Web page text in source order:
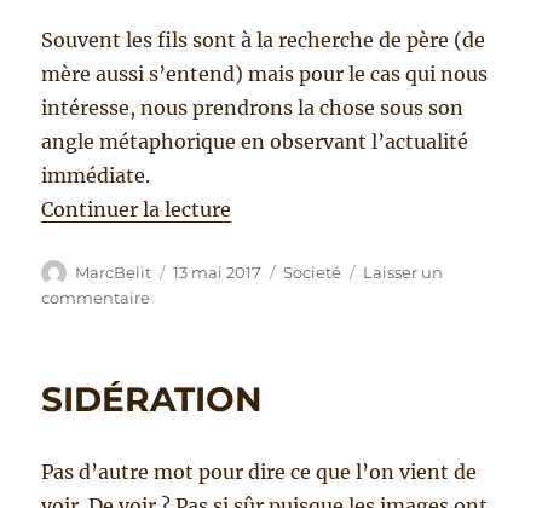
Souvent les fils sont à la recherche de père (de
mère aussi s’entend) mais pour le cas qui nous
intéresse, nous prendrons la chose sous son
angle métaphorique en observant l’actualité
immédiate.
Continuer la lecture
Auteur
MarcBelit
Publié
13 mai 2017 Catégories
Societé
Laisser un
commentairesur
SIDÉRATION
Pas d’autre mot pour dire ce que l’on vient de